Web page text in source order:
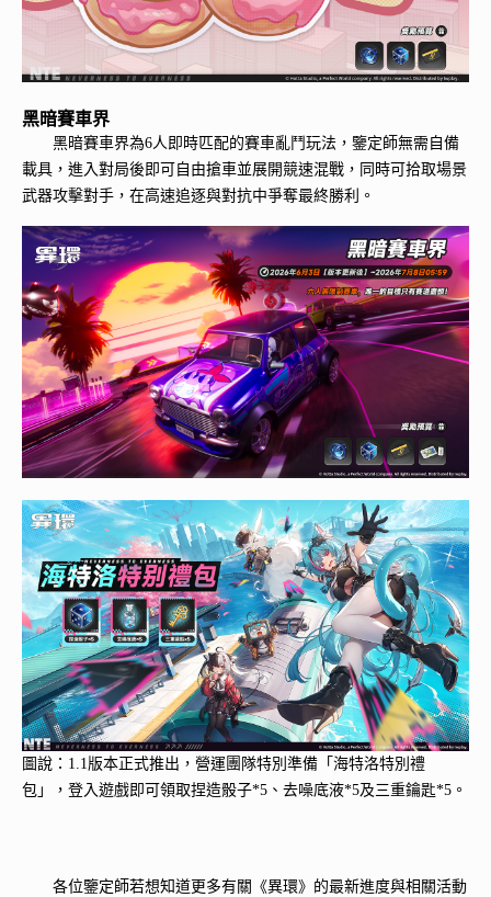
黑暗賽車界
黑暗賽車界為6人即時匹配的賽車亂鬥玩法，鑒定師無需自備
載具，進入對局後即可自由搶車並展開競速混戰，同時可拾取場景
武器攻擊對手，在高速追逐與對抗中爭奪最終勝利。
圖說：1.1版本正式推出，營運團隊特別準備「海特洛特別禮
包」，登入遊戲即可領取捏造骰子*5、去噪底液*5及三重鑰匙*5。
各位鑒定師若想知道更多有關《異環》的最新進度與相關活動